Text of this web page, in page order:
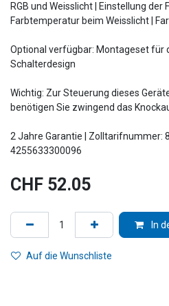
RGB und Weisslicht | Einstellung der
Farbtemperatur beim Weisslicht |
Optional verfügbar: Montageset für
Schalterdesign
Wichtig: Zur Steuerung dieses
benötigen Sie zwingend das
2 Jahre Garantie | Zolltarifnummer:
4255633300096
CHF 52.05
In
Auf die Wunschliste